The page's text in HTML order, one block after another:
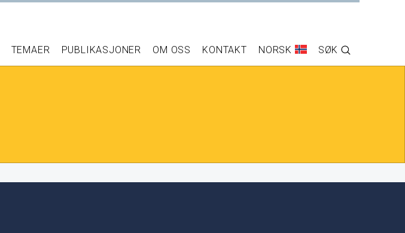
TEMAER PUBLIKASJONER OM OSS KONTAKT NORSK SØK